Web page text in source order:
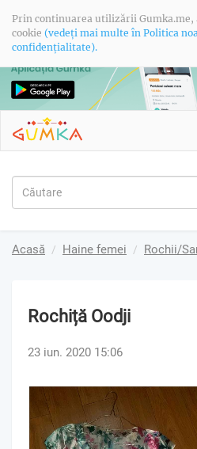
Prin continuarea utilizării Gumka.me,
cookie (vedeți mai multe în Politica
confidențialitate).
Acasă Haine femei Rochii/
Rochiță Oodji
23 iun. 2020 15:06